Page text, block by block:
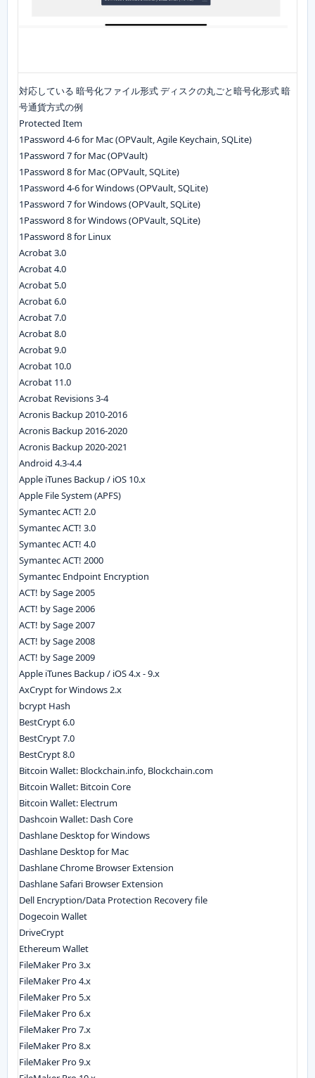
対応している 暗号化ファイル形式 ディスクの丸ごと暗号化形式 暗
号通貨方式の例
Protected Item
1Password 4-6 for Mac (OPVault, Agile Keychain, SQLite)
1Password 7 for Mac (OPVault)
1Password 8 for Mac (OPVault, SQLite)
1Password 4-6 for Windows (OPVault, SQLite)
1Password 7 for Windows (OPVault, SQLite)
1Password 8 for Windows (OPVault, SQLite)
1Password 8 for Linux
Acrobat 3.0
Acrobat 4.0
Acrobat 5.0
Acrobat 6.0
Acrobat 7.0
Acrobat 8.0
Acrobat 9.0
Acrobat 10.0
Acrobat 11.0
Acrobat Revisions 3-4
Acronis Backup 2010-2016
Acronis Backup 2016-2020
Acronis Backup 2020-2021
Android 4.3-4.4
Apple iTunes Backup / iOS 10.x
Apple File System (APFS)
Symantec ACT! 2.0
Symantec ACT! 3.0
Symantec ACT! 4.0
Symantec ACT! 2000
Symantec Endpoint Encryption
ACT! by Sage 2005
ACT! by Sage 2006
ACT! by Sage 2007
ACT! by Sage 2008
ACT! by Sage 2009
Apple iTunes Backup / iOS 4.x - 9.x
AxCrypt for Windows 2.x
bcrypt Hash
BestCrypt 6.0
BestCrypt 7.0
BestCrypt 8.0
Bitcoin Wallet: Blockchain.info, Blockchain.com
Bitcoin Wallet: Bitcoin Core
Bitcoin Wallet: Electrum
Dashcoin Wallet: Dash Core
Dashlane Desktop for Windows
Dashlane Desktop for Mac
Dashlane Chrome Browser Extension
Dashlane Safari Browser Extension
Dell Encryption/Data Protection Recovery file
Dogecoin Wallet
DriveCrypt
Ethereum Wallet
FileMaker Pro 3.x
FileMaker Pro 4.x
FileMaker Pro 5.x
FileMaker Pro 6.x
FileMaker Pro 7.x
FileMaker Pro 8.x
FileMaker Pro 9.x